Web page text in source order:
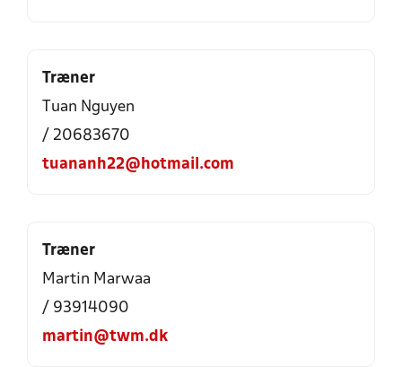
Træner
Tuan Nguyen
/ 20683670
tuananh22@hotmail.com
Træner
Martin Marwaa
/ 93914090
martin@twm.dk